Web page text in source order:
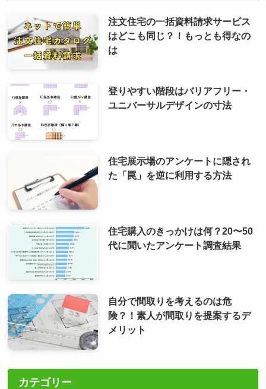
注文住宅の一括資料請求サービス
はどこも同じ？！もっとも得なの
は
登りやすい階段はバリアフリー・
ユニバーサルデザインの寸法
住宅展示場のアンケートに隠され
た「罠」を逆に利用する方法
住宅購入のきっかけは何？20〜50
代に聞いたアンケート調査結果
自分で間取りを考えるのは危
険？！素人が間取りを提案するデ
メリット
カテゴリー